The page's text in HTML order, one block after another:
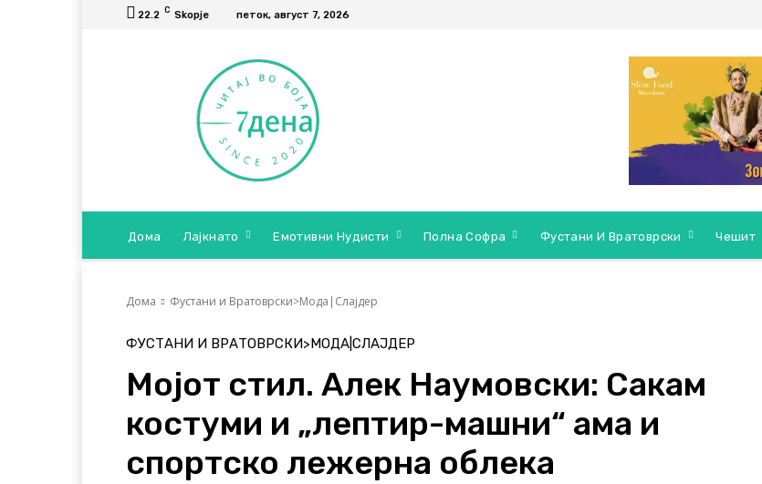
22.2 C Skopje петок, август 7, 2026
Дома Лајкнато Емотивни Нудисти Полна Софра Фустани И Вратоврски Чешит
Дома Фустани и Вратоврски>Мода|Слајдер
ФУСТАНИ И ВРАТОВРСКИ>МОДА|СЛАЈДЕР
Мојот стил. Алек Наумовски: Сакам
костуми и „лептир-машни“ ама и
спортско лежерна облека